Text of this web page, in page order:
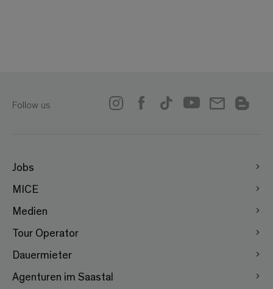
Follow us
Jobs
MICE
Medien
Tour Operator
Dauermieter
Agenturen im Saastal